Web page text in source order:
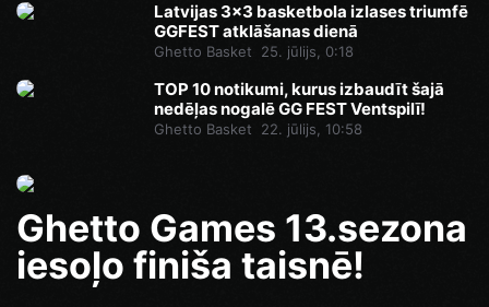
Latvijas 3x3 basketbola izlases triumfē
GGFEST atklāšanas dienā
Ghetto Basket 25. jūlijs, 0:18
TOP 10 notikumi, kurus izbaudīt šajā
nedēļas nogalē GG FEST Ventspilī!
Ghetto Basket 22. jūlijs, 10:58
Ghetto Games 13.sezona
iesoļo finiša taisnē!